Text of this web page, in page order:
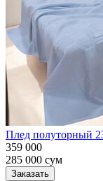
Плед полуторный
359 000
285 000 сум
Заказать